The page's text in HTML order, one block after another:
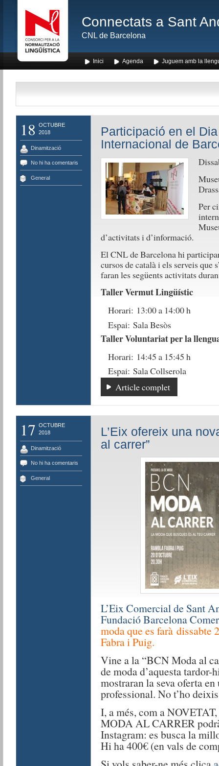
Connectats a Sant
CNL de Barcelona
Inici Agenda Juguem amb la
18
OCTUBRE
2018
Dinamització
No hi ha comentaris
General
Participació en el
Internacional de
Per
d’activitats i d’informació.
El CNL de Barcelona hi
cursos de català i els serveis que
faran les següents activitats
Taller Vermut Lingüístic
Horari: 13:00 a 14:00 h
Espai: Sala Besòs
Taller Voluntariat per la
Horari: 14:45 a 15:45 h
Espai: Sala Collserola
Article complet
17 OCTUBRE
2018
Dinamització
No hi ha comentaris
General
L’Eix ofereix una
al carrer”
L’Eix Comercial de Sant
Fundació Barcelona
moda que es farà dissabte
Fabra i Puig.
Vine a la “BCN Moda al
de moda d’aquesta
mostraran la seva oferta
professional. No t’ho
I, a més, com a
MODA AL CARRER
Instagram: es busca la
Hi ha 400€ (en vals de